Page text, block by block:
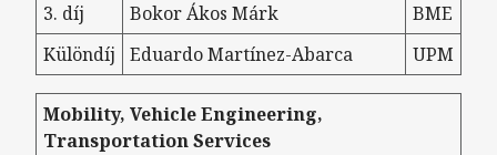
3. díj
Bokor Ákos Márk
BME
Különdíj
Eduardo Martínez-Abarca UPM
Mobility, Vehicle Engineering,
Transportation Services